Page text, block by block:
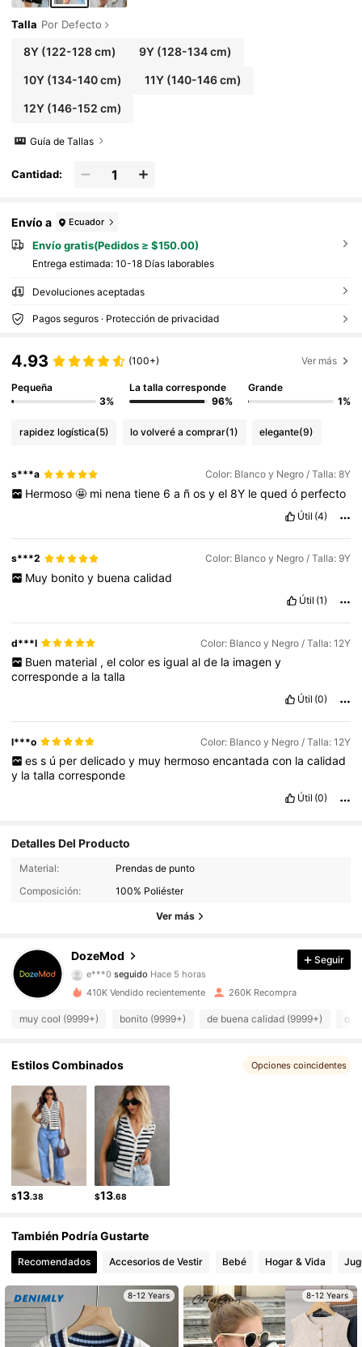
Talla Por Defecto
8Y(122-128 cm) 9Y (128-134 cm)
10Y(134-140 cm) 11Y (140-146 cm)
12Y(146-152 cm)
Guía de Tallas
Cantidad:
Envío a Ecuador
Envío gratis(Pedidos ≥ $150.00)
Entrega estimada: 10-18 Días laborables
Devoluciones aceptadas
Pagos seguros · Protección de privacidad
4.93 (100+) Ver más
Pequeña
3%
La talla corresponde
96%
Grande
1%
rapidez logística(5) lo volveré a comprar(1) elegante(9)
s***a Color: Blanco y Negro / Talla: 8Y
Hermoso 🤩 mi nena tiene 6 a ñ os y el 8Y le qued ó perfecto
Útil (4)
s***2 Color: Blanco y Negro / Talla: 9Y
Muy bonito y buena calidad
Útil (1)
d***l Color: Blanco y Negro / Talla: 12Y
Buen material , el color es igual al de la imagen y
correspondea latalla
Útil (0)
l***o Color: Blanco y Negro / Talla: 12Y
es s ú per delicado y muy hermoso encantada con la calidad
y latallacorresponde
Útil (0)
Detalles Del Producto
Material:
Prendas de punto
Composición:
100% Poliéster
Ver más
DozeMod
48K Seguidores
4.92
48K Seguidores
4.92 48K Seguidores
48K Seguidores
4.92 48K Seguidores
4.92 48K Seguidores
48K Seguidores
4.92 48K Seguidores
Seguir
410K Vendido recientemente 260K Recompra
muy cool (9999+) bonito (9999+) de buena calidad (9999+)
Estilos Combinados Opciones coincidentes
$13.38 $13.68
También Podría Gustarte
Recomendados Accesorios de Vestir Bebé Hogar & Vida
8-12 Years 8-12 Years